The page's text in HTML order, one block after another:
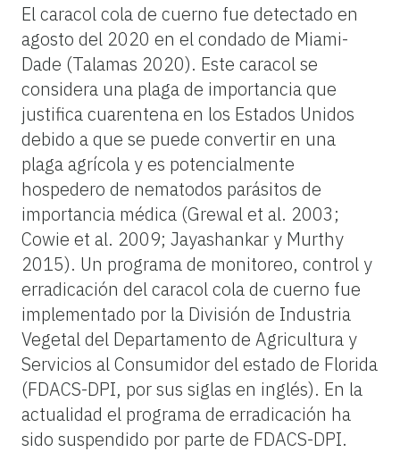
El caracol cola de cuerno fue detectado en
agosto del 2020 en el condado de Miami-
Dade (Talamas 2020). Este caracol se
considera una plaga de importancia que
justifica cuarentena en los Estados Unidos
debido a que se puede convertir en una
plaga agrícola y es potencialmente
hospedero de nematodos parásitos de
importancia médica (Grewal et al. 2003;
Cowie et al. 2009; Jayashankar y Murthy
2015). Un programa de monitoreo, control y
erradicación del caracol cola de cuerno fue
implementado por la División de Industria
Vegetal del Departamento de Agricultura y
Servicios al Consumidor del estado de Florida
(FDACS-DPI, por sus siglas en inglés). En la
actualidad el programa de erradicación ha
sido suspendido por parte de FDACS-DPI.